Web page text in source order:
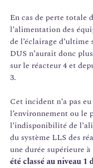
En cas de perte totale
l’alimentation des
de l’éclairage
DUS n’aurait donc
sur le réacteur 4 et
3.
Cet incident n’a pas
l’environnement ou le
l’indisponibilité de
du système LLS des
une durée supérieure
été classé au niveau 1